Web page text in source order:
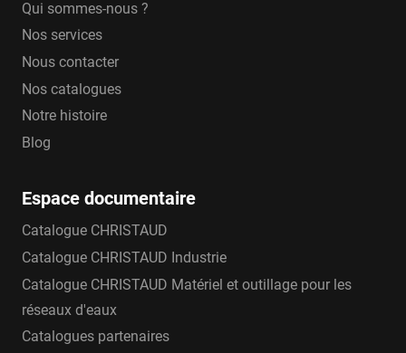
Qui sommes-nous ?
Nos services
Nous contacter
Nos catalogues
Notre histoire
Blog
Espace documentaire
Catalogue CHRISTAUD
Catalogue CHRISTAUD Industrie
Catalogue CHRISTAUD Matériel et outillage pour les
réseaux d'eaux
Catalogues partenaires